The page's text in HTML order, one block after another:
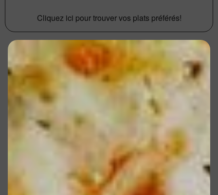
Cliquez ici pour trouver vos plats préférés!